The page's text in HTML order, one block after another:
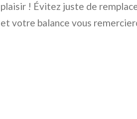
plaisir ! Évitez juste de
et votre balance vous